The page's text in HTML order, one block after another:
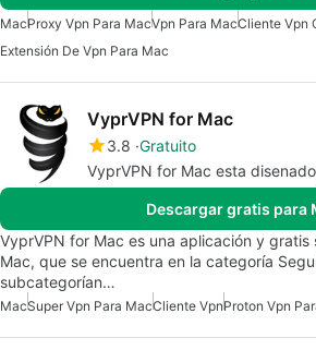
MacProxy Vpn Para MacVpn Para MacCliente Vpn
Extensión De Vpn Para Mac
VyprVPN for Mac
3.8 Gratuito
VyprVPN for Mac esta
Descargar gratis para
VyprVPN for Mac es una aplicación y gratis
Mac, que se encuentra en la categoría
subcategorían…
MacSuper Vpn Para MacCliente VpnProton Vpn